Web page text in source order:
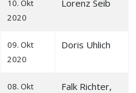
10. Okt
2020
Lorenz Seib
09. Okt
2020
Doris Uhlich
08. Okt
Falk Richter,